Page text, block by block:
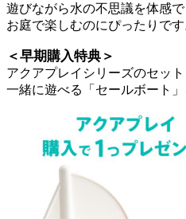
遊びながら水の不思議を体感
お庭で楽しむのにぴったりです
＜早期購入特典＞
アクアプレイシリーズのセット
一緒に遊べる「セールボート」